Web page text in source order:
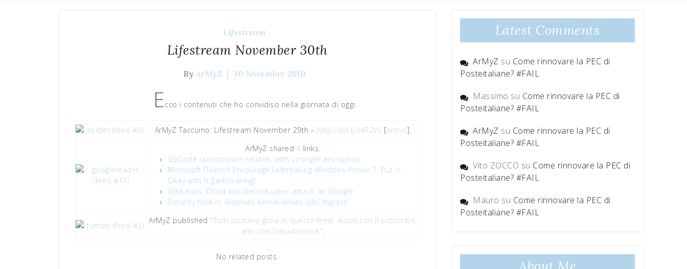
Lifestream
Lifestream November 30th
By ArMyZ 30 Novembre 2010
Ecco i contenuti che ho convidiso nella giornata di oggi:
ArMyZ Taccuino: Lifestream November 29th – http://bit.ly/i4R2Vx [armyz].
ArMyZ shared 4 links.
GpCode ransomware returns, with stronger encryption
Microsoft Doesn’t Encourage Jailbreaking Windows Phone 7, But Is
Okay with It [Jailbreaking]
WikiLeaks: China was behind cyber-attack on Google
Security hole in Windows kernel allows UAC bypass
ArMyZ published "Tutti portano gioia in questo feed: alcuni con il subscribe,
altri con l’unsubscribe.".
No related posts.
Latest Comments
ArMyZ su Come rinnovare la PEC di
Posteitaliane? #FAIL
Massimo su Come rinnovare la PEC di
Posteitaliane? #FAIL
ArMyZ su Come rinnovare la PEC di
Posteitaliane? #FAIL
Vito ZOCCO su Come rinnovare la PEC di
Posteitaliane? #FAIL
Mauro su Come rinnovare la PEC di
Posteitaliane? #FAIL